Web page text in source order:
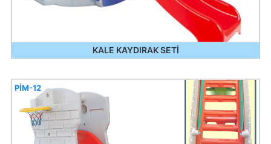
KALE KAYDIRAK SETİ
PİM-12